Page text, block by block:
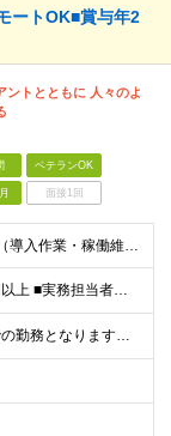
ートOK■賞与年2
ントとともに 人々のよ
ベテランOK
面接1回
■何らかのシステム開発経験（導入作業・稼働維持作業）をお持ちの方 ■学歴不問
＜想定年収＞ ★年収500万円以上 ■実務担当者クラス：511万-544万 ■主任・サブリーダークラス：629万-750万 ※上記には住宅手当など福利厚生に関する手当は含まず 月給25万円～月給32
下記いずれかまたは顧客先での勤務となります（プロジェクトにより異なる）。 ■日立プロジェクトルーム 東京都渋谷区代々木3-22-7 新宿文化クイントビル11階 ■日立プロジェクトルーム 東京都杉並